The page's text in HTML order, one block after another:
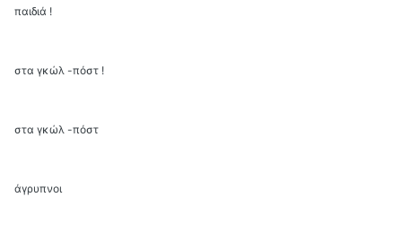
παιδιά !
στα γκώλ -πόστ !
στα γκώλ -πόστ
άγρυπνοι